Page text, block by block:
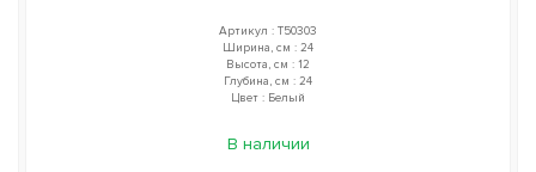
Артикул : T50303
Ширина, см : 24
Высота, см : 12
Глубина, см : 24
Цвет : Белый
В наличии